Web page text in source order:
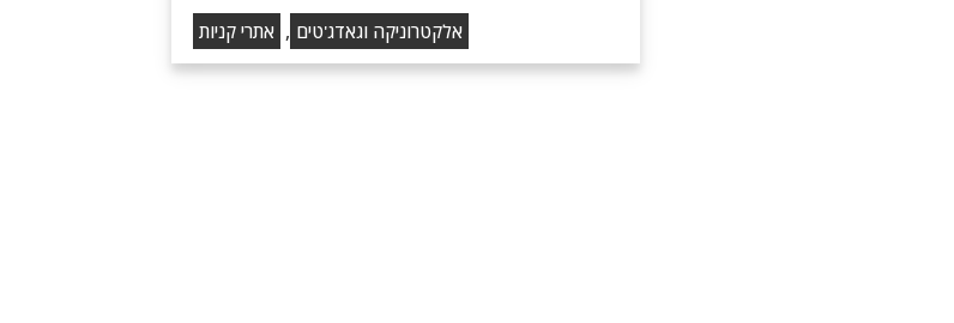
אלקטרוניקה וגאדג'טים , אתרי קניות